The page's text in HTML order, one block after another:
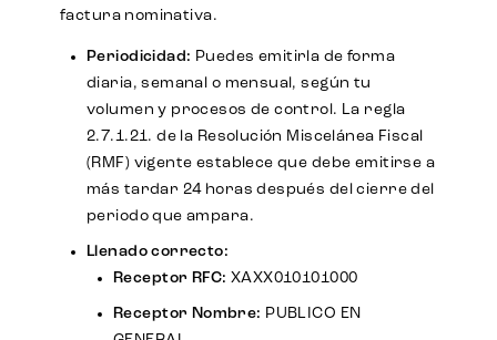
factura nominativa.
Periodicidad: Puedes emitirla de forma
diaria, semanal o mensual, según tu
volumen y procesos de control. La regla
2.7.1.21. de la Resolución Miscelánea Fiscal
(RMF) vigente establece que debe emitirse a
más tardar 24 horas después del cierre del
periodo que ampara.
Llenado correcto:
Receptor RFC: XAXX010101000
Receptor Nombre: PUBLICO EN